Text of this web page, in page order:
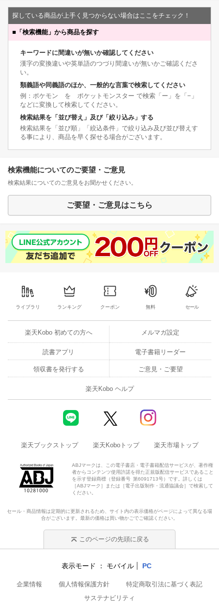
探している商品が上手く見つからない場合はここをチェック！
■ 「検索機能」から商品を探す
キーワードに間違いが無いか確認してください
漢字の変換違いや英単語のつづり間違いが無いかご確認くださ
い。
類義語や同義語のほか、一般的な言葉で検索してください
例：ポケモン を ポケットモンスター で検索「ー」を「−」
などに変換して検索してください。
検索結果を「並び替え」及び「絞り込み」する
検索結果を「並び順」「絞込条件」で絞り込み及び並び替えす
る事により、商品を早く探せる場合がございます。
検索機能についてのご要望・ご意見
検索結果についてのご意見をお聞かせください。
ご要望・ご意見はこちら
ライブラリ ランキング クーポン 無料 セール
楽天Kobo 初めての方へ メルマガ設定
読書アプリ 電子書籍リーダー
領収書を発行する ご意見・ご要望
楽天Kobo ヘルプ
楽天ブックストップ 楽天Koboトップ 楽天市場トップ
ABJマークは、この電子書店・電子書籍配信サービスが、著作権
者からコンテンツ使用許諾を得た正規版配信サービスであること
を示す登録商標（登録番号 第6091713号）です。詳しくは
［ABJマーク］または［電子出版制作・流通協議会］で検索して
ください。
セール・商品情報は定期的に更新されるため、サイト内の表示価格がページによって異なる場
合がございます。最新の価格は買い物かごでご確認ください。
このページの先頭に戻る
表示モード モバイル PC
企業情報 個人情報保護方針
特定商取引法に基づく表記
サステナビリティ